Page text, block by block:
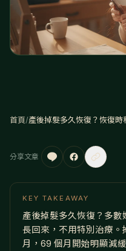
首頁/
分享文章
KEY TAKEAWAY
產後掉髮多久恢復？多數
長回來，不用特別治療。
月，69 個月開始明顯減